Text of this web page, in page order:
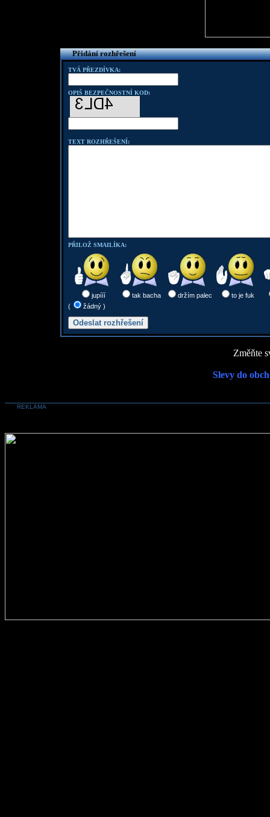
Přidání rozhřešení
TVÁ PŘEZDÍVKA:
OPIŠ BEZPEČNOSTNÍ KOD:
TEXT ROZHŘEŠENÍ:
PŘILOŽ SMAILÍKA:
jupííí tak bacha držím palec
to je fuk
(
žádný )
Změňte
Slevy do
REKLAMA